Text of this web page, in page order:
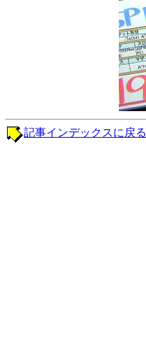
記事インデックスに戻る